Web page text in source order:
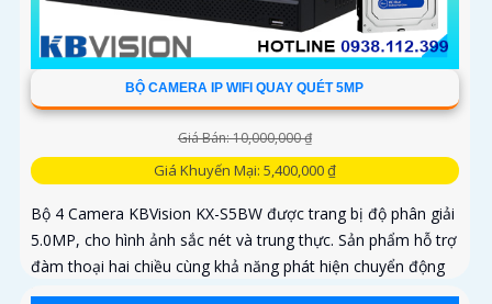
BỘ CAMERA IP WIFI QUAY QUÉT 5MP
Giá Bán: 10,000,000 ₫
Giá Khuyến Mại: 5,400,000 ₫
Bộ 4 Camera KBVision KX-S5BW được trang bị độ phân giải
5.0MP, cho hình ảnh sắc nét và trung thực. Sản phẩm hỗ trợ
đàm thoại hai chiều cùng khả năng phát hiện chuyển động
thông...